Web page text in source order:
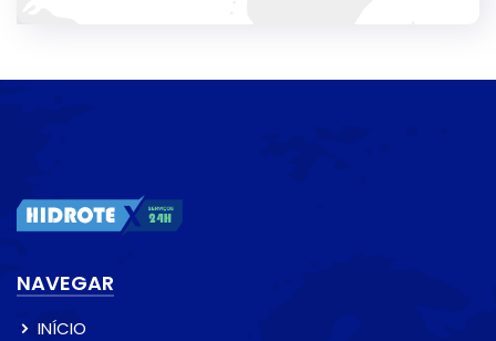
NAVEGAR
INÍCIO